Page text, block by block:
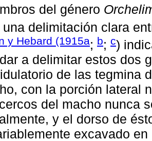
del género
una delimitación clara
y Hebard (1915a; b; c)
a delimitar estos dos
de las tegmina
con la porción lateral
del macho nunca
y el dorso de
excavado